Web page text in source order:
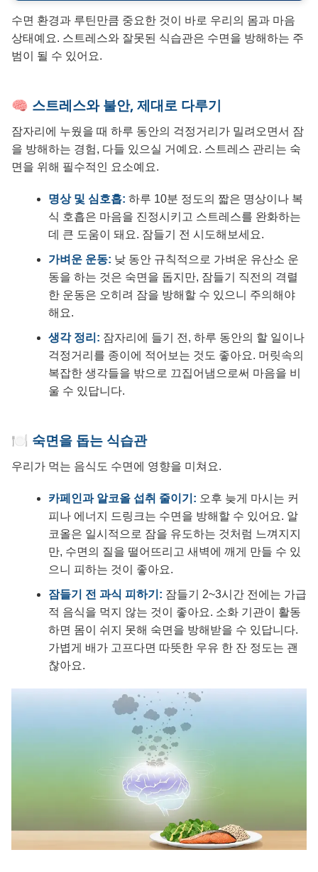
수면 환경과 루틴만큼 중요한 것이 바로 우리의 몸과 마음
상태예요. 스트레스와 잘못된 식습관은 수면을 방해하는 주
범이 될 수 있어요.
🧠 스트레스와 불안, 제대로 다루기
잠자리에 누웠을 때 하루 동안의 걱정거리가 밀려오면서 잠
을 방해하는 경험, 다들 있으실 거예요. 스트레스 관리는 숙
면을 위해 필수적인 요소예요.
명상 및 심호흡: 하루 10분 정도의 짧은 명상이나 복
식 호흡은 마음을 진정시키고 스트레스를 완화하는
데 큰 도움이 돼요. 잠들기 전 시도해보세요.
가벼운 운동: 낮 동안 규칙적으로 가벼운 유산소 운
동을 하는 것은 숙면을 돕지만, 잠들기 직전의 격렬
한 운동은 오히려 잠을 방해할 수 있으니 주의해야
해요.
생각 정리: 잠자리에 들기 전, 하루 동안의 할 일이나
걱정거리를 종이에 적어보는 것도 좋아요. 머릿속의
복잡한 생각들을 밖으로 끄집어냄으로써 마음을 비
울 수 있답니다.
🍽️ 숙면을 돕는 식습관
우리가 먹는 음식도 수면에 영향을 미쳐요.
카페인과 알코올 섭취 줄이기: 오후 늦게 마시는 커
피나 에너지 드링크는 수면을 방해할 수 있어요. 알
코올은 일시적으로 잠을 유도하는 것처럼 느껴지지
만, 수면의 질을 떨어뜨리고 새벽에 깨게 만들 수 있
으니 피하는 것이 좋아요.
잠들기 전 과식 피하기: 잠들기 2~3시간 전에는 가급
적 음식을 먹지 않는 것이 좋아요. 소화 기관이 활동
하면 몸이 쉬지 못해 숙면을 방해받을 수 있답니다.
가볍게 배가 고프다면 따뜻한 우유 한 잔 정도는 괜
찮아요.